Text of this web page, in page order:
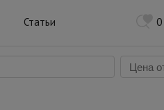
Статьи 0